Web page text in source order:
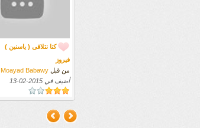
كنا نتلاقى ( ياسنين )
فيروز
من قبل Moayad Babawy
أضيف في 2015-02-13